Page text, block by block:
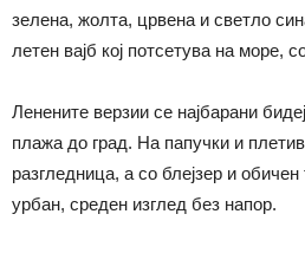
зелена, жолта, црвена и светло
летен вајб кој потсетува на море,
Ленените верзии се најбарани
плажа до град. На папучки и
разгледница, а со блејзер и
урбан, среден изглед без напор.